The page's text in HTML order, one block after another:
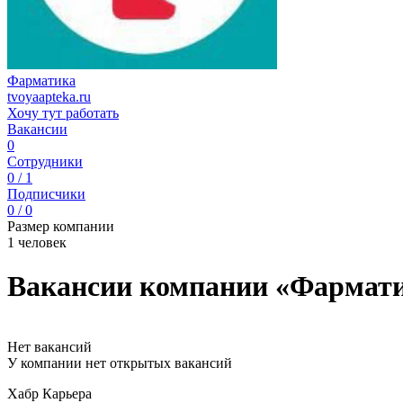
Фарматика
tvoyaapteka.ru
Хочу тут работать
Вакансии
0
Сотрудники
0 / 1
Подписчики
0 / 0
Размер компании
1 человек
Вакансии компании
Нет вакансий
У компании нет открытых вакансий
Хабр Карьера